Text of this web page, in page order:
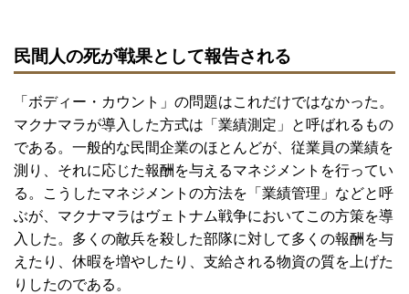
民間人の死が戦果として報告される
「ボディー・カウント」の問題はこれだけではなかった。
マクナマラが導入した方式は「業績測定」と呼ばれるもの
である。一般的な民間企業のほとんどが、従業員の業績を
測り、それに応じた報酬を与えるマネジメントを行ってい
る。こうしたマネジメントの方法を「業績管理」などと呼
ぶが、マクナマラはヴェトナム戦争においてこの方策を導
入した。多くの敵兵を殺した部隊に対して多くの報酬を与
えたり、休暇を増やしたり、支給される物資の質を上げた
りしたのである。